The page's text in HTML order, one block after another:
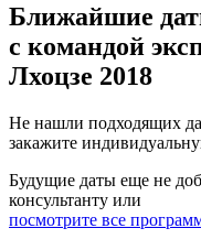
Ближайшие
с командой
Лхоцзе 2018
Не нашли подходящих
закажите
Будущие даты еще не
консультанту или
посмотрите все